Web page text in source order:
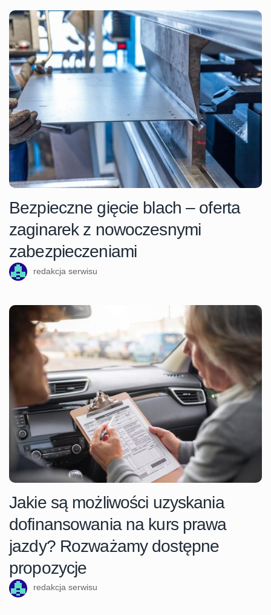
Bezpieczne gięcie blach – oferta
zaginarek z nowoczesnymi
zabezpieczeniami
redakcja serwisu
Jakie są możliwości uzyskania
dofinansowania na kurs prawa
jazdy? Rozważamy dostępne
propozycje
redakcja serwisu